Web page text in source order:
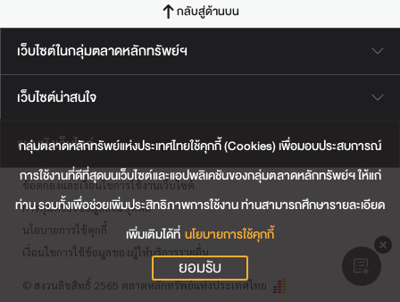
กลุ่มตลาดหลักทรัพย์แห่งประเทศไทยใช้คุกกี้ (Cookies) เพื่อมอบประสบการณ์
การใช้งานที่ดีที่สุดบนเว็บไซต์และแอปพลิเคชันของกลุ่มตลาดหลักทรัพย์ฯ ให้แก่
ท่าน รวมทั้งเพื่อช่วยเพิ่มประสิทธิภาพการใช้งาน ท่านสามารถศึกษารายละเอียด
เพิ่มเติมได้ที่ นโยบายการใช้คุกกี้
ยอมรับ
กลับสู่ด้านบน
เว็บไซต์ในกลุ่มตลาดหลักทรัพย์ฯ
เว็บไซต์น่าสนใจ
แผนผังเว็บไซต์
ข้อตกลงและเงื่อนไขการใช้งานเว็บไซต์
การคุ้มครองข้อมูลส่วนบุคคล
นโยบายการใช้คุกกี้
เงื่อนไขการใช้ข้อมูลของผู้ให้บริการรายอื่น
© สงวนลิขสิทธิ์ 2565 ตลาดหลักทรัพย์แห่งประเทศไทย